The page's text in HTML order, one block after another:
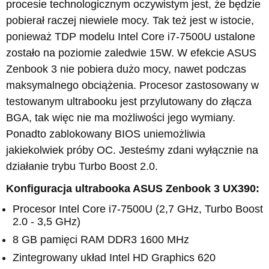
procesie technologicznym oczywistym jest, że będzie
pobierał raczej niewiele mocy. Tak też jest w istocie,
ponieważ TDP modelu Intel Core i7-7500U ustalone
zostało na poziomie zaledwie 15W. W efekcie ASUS
Zenbook 3 nie pobiera dużo mocy, nawet podczas
maksymalnego obciążenia. Procesor zastosowany w
testowanym ultrabooku jest przylutowany do złącza
BGA, tak więc nie ma możliwości jego wymiany.
Ponadto zablokowany BIOS uniemożliwia
jakiekolwiek próby OC. Jesteśmy zdani wyłącznie na
działanie trybu Turbo Boost 2.0.
Konfiguracja ultrabooka ASUS Zenbook 3 UX390:
Procesor Intel Core i7-7500U (2,7 GHz, Turbo Boost
2.0 - 3,5 GHz)
8 GB pamięci RAM DDR3 1600 MHz
Zintegrowany układ Intel HD Graphics 620